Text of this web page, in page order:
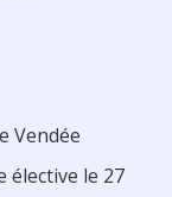
Vendée
élective le 27